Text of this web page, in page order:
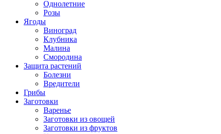
Однолетние
Розы
Ягоды
Виноград
Клубника
Малина
Смородина
Защита растений
Болезни
Вредители
Грибы
Заготовки
Варенье
Заготовки из овощей
Заготовки из фруктов